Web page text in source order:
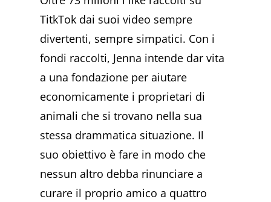
TitkTok dai suoi video sempre
divertenti, sempre simpatici. Con i
fondi raccolti, Jenna intende dar vita
a una fondazione per aiutare
economicamente i proprietari di
animali che si trovano nella sua
stessa drammatica situazione. Il
suo obiettivo è fare in modo che
nessun altro debba rinunciare a
curare il proprio amico a quattro